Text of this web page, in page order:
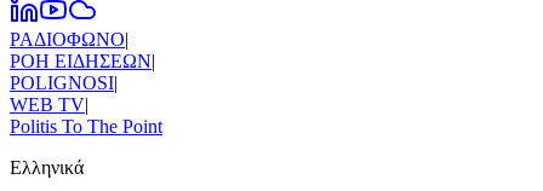
ΡΑΔΙΟΦΩΝΟ|
ΡΟΗ ΕΙΔΗΣΕΩΝ|
POLIGNOSI|
WEB TV|
Politis To The Point
Ελληνικά